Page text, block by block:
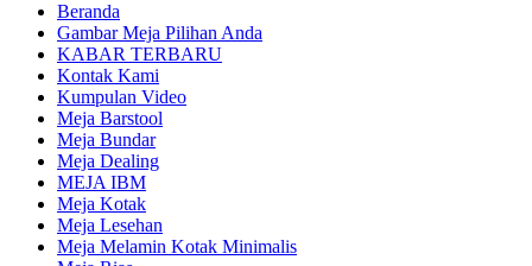
Beranda
Gambar Meja Pilihan Anda
KABAR TERBARU
Kontak Kami
Kumpulan Video
Meja Barstool
Meja Bundar
Meja Dealing
MEJA IBM
Meja Kotak
Meja Lesehan
Meja Melamin Kotak Minimalis